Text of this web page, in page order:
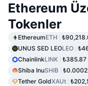
Ethereum
Tokenler
EthereumETH
UNUS SED LEOLEO
ChainlinkLINK ₺385.87
Shiba InuSHIB
Tether GoldXAUt